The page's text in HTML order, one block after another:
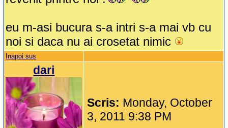
eu m-asi bucura s-a intri s-a mai vb cu
noi si daca nu ai crosetat nimic
Inapoi sus
dari
Scris: Monday, October
3, 2011 9:38 PM